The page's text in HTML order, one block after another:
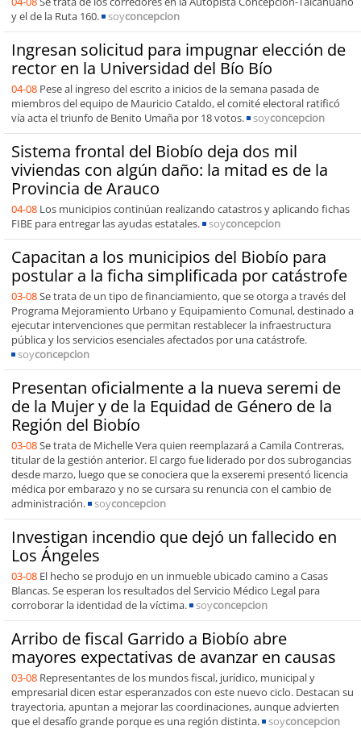
y el de la Ruta 160.
soyconcepcion
Ingresan solicitud para impugnar elección de
rector en la Universidad del Bío Bío
04-08 Pese al ingreso del escrito a inicios de la semana pasada de
miembros del equipo de Mauricio Cataldo, el comité electoral ratificó
vía acta el triunfo de Benito Umaña por 18 votos.
soyconcepcion
Sistema frontal del Biobío deja dos mil
viviendas con algún daño: la mitad es de la
Provincia de Arauco
04-08 Los municipios continúan realizando catastros y aplicando fichas
FIBE para entregar las ayudas estatales.
soyconcepcion
Capacitan a los municipios del Biobío para
postular a la ficha simplificada por catástrofe
03-08Se trata de un tipo de financiamiento, que se otorga a través del
Programa Mejoramiento Urbano y Equipamiento Comunal, destinado a
ejecutar intervenciones que permitan restablecer la infraestructura
pública y los servicios esenciales afectados por una catástrofe.
soyconcepcion
Presentan oficialmente a la nueva seremi de
de la Mujer y de la Equidad de Género de la
Región del Biobío
03-08Se trata de Michelle Vera quien reemplazará a Camila Contreras,
titular de la gestión anterior. El cargo fue liderado por dos subrogancias
desde marzo, luego que se conociera que la exseremi presentó licencia
médica por embarazo y no se cursara su renuncia con el cambio de
administración.
soyconcepcion
Investigan incendio que dejó un fallecido en
Los Ángeles
03-08 El hecho se produjo en un inmueble ubicado camino a Casas
Blancas. Se esperan los resultados del Servicio Médico Legal para
corroborar la identidad de la víctima.
soyconcepcion
Arribo de fiscal Garrido a Biobío abre
mayores expectativas de avanzar en causas
03-08 Representantes de los mundos fiscal, jurídico, municipal y
empresarial dicen estar esperanzados con este nuevo ciclo. Destacan su
trayectoria, apuntan a mejorar las coordinaciones, aunque advierten
que el desafío grande porque es una región distinta.
soyconcepcion